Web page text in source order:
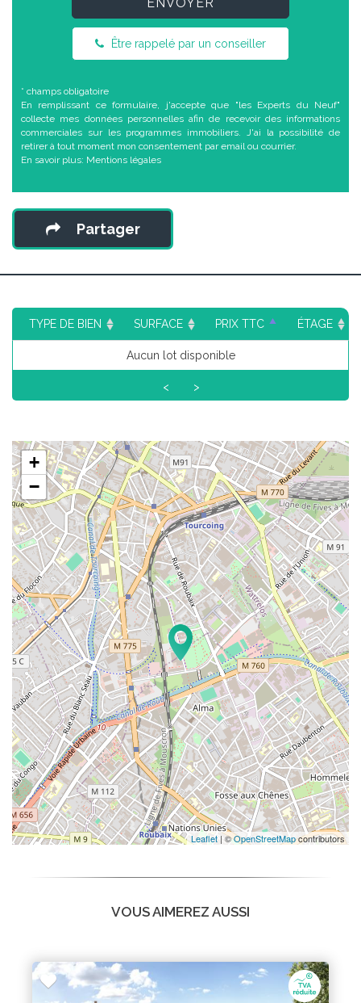
ENVOYER
Être rappelé par un conseiller
* champs obligatoire
En remplissant ce formulaire, j'accepte que "les Experts du Neuf"
collecte mes données personnelles afin de recevoir des informations
commerciales sur les programmes immobiliers. J'ai la possibilité de
retirer à tout moment mon consentement par email ou courrier.
En savoir plus: Mentions légales
Partager
TYPE DE BIEN SURFACE PRIX TTC ÉTAGE
Aucun lot disponible
< >
+
−
Leaflet | ©OpenStreetMapcontributors
VOUS AIMEREZ AUSSI